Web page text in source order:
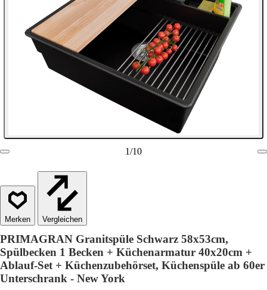
1/10
Vergleichen
PRIMAGRAN Granitspüle Schwarz 58x53cm,
Spülbecken 1 Becken + Küchenarmatur 40x20cm +
Ablauf-Set + Küchenzubehörset, Küchenspüle ab 60er
Unterschrank - New York